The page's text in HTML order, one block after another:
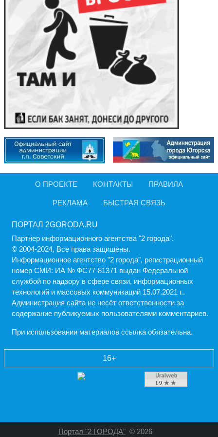
О ПРОЕКТЕ КОНТАКТЫ ПРАВИЛА
РЕКЛАМА БЫСТРАЯ СВЯЗЬ
ПОРТАЛ 2GORODA.RU
Партнер информационного агентства "2 города".
© 2004-2024, Все права защищены.
Информационное агентство "2 города", регистрационный
номер СМИ: ИА № ФС77-81371 выдан Федеральной
службой по надзору в сфере связи, информационных
технологий и массовых коммуникаций 15.07.2021 г..
Администрация cайта не несёт ответственности за
содержание публикуемых пользователями комментариев.
При использовании материалов ссылка обязательна.
16+
Портал "2 ГОРОДА" © 2026